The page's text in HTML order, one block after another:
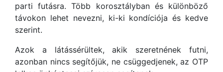
parti futásra. Több korosztályban és különböző
távokon lehet nevezni, ki-ki kondíciója és kedve
szerint.
Azok a látássérültek, akik szeretnének futni,
azonban nincs segítőjük, ne csüggedjenek, az OTP